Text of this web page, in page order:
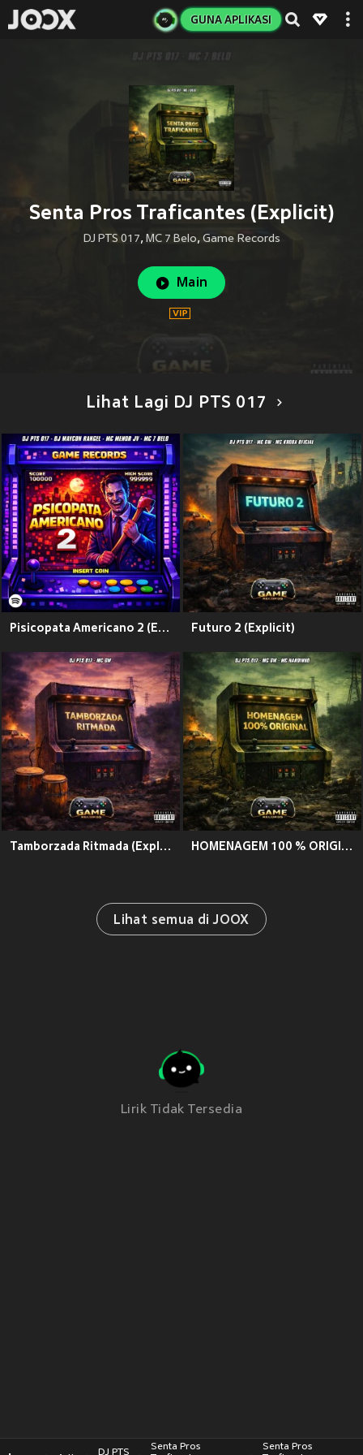
GUNA APLIKASI
Senta Pros Traficantes (Explicit)
DJ PTS 017, MC 7 Belo, Game Records
Main
Lihat Lagi DJ PTS 017
Pisicopata Americano 2 (Explicit) Futuro 2 (Explicit)
Tamborzada Ritmada (Explicit) HOMENAGEM 100 % ORIGINAL (Explicit)
Lihat semua di JOOX
Lirik Tidak Tersedia
DJ PTS
Senta Pros
Senta Pros